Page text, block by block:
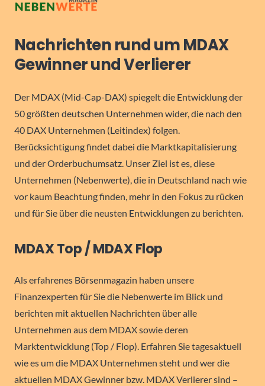
Nachrichten rund um MDAX
Gewinner und Verlierer
Der MDAX (Mid-Cap-DAX) spiegelt die Entwicklung der
50 größten deutschen Unternehmen wider, die nach den
40 DAX Unternehmen (Leitindex) folgen.
Berücksichtigung findet dabei die Marktkapitalisierung
und der Orderbuchumsatz. Unser Ziel ist es, diese
Unternehmen (Nebenwerte), die in Deutschland nach wie
vor kaum Beachtung finden, mehr in den Fokus zu rücken
und für Sie über die neusten Entwicklungen zu berichten.
MDAX Top / MDAX Flop
Als erfahrenes Börsenmagazin haben unsere
Finanzexperten für Sie die Nebenwerte im Blick und
berichten mit aktuellen Nachrichten über alle
Unternehmen aus dem MDAX sowie deren
Marktentwicklung (Top / Flop). Erfahren Sie tagesaktuell
wie es um die MDAX Unternehmen steht und wer die
aktuellen MDAX Gewinner bzw. MDAX Verlierer sind –